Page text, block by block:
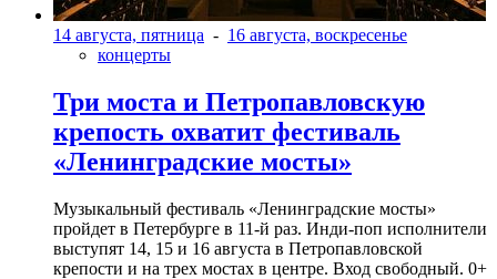
14 августа, пятница - 16 августа, воскресенье
концерты
Три моста и Петропавловскую
крепость охватит фестиваль
«Ленинградские мосты»
Музыкальный фестиваль «Ленинградские мосты»
пройдет в Петербурге в 11-й раз. Инди-поп исполнители
выступят 14, 15 и 16 августа в Петропавловской
крепости и на трех мостах в центре. Вход свободный. 0+